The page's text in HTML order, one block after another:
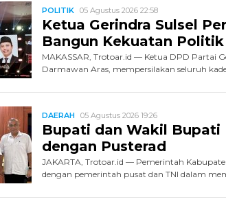
POLITIK 05 Agustus 2026 22:58
Ketua Gerindra Sulsel
Bangun Kekuatan
MAKASSAR, Trotoar.id — Ketua DPD Partai
Darmawan Aras, mempersilakan seluruh
DAERAH 05 Agustus 2026 19:26
Bupati dan Wakil Bupati
dengan Pusterad
JAKARTA, Trotoar.id — Pemerintah
dengan pemerintah pusat dan TNI dalam